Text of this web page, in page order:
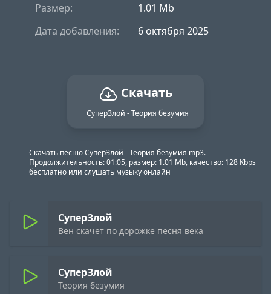
Размер:
1.01 Mb
Дата добавления:
6 октября 2025
Скачать
СуперЗлой - Теория безумия
Скачать песню СуперЗлой - Теория безумия mp3.
Продолжительность: 01:05, размер: 1.01 Mb, качество: 128 Kbps
бесплатно или слушать музыку онлайн
СуперЗлой
Вен скачет по дорожке песня века
СуперЗлой
Теория безумия